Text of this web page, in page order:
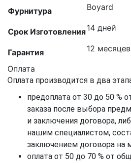
Фурнитура Boyard
Срок Изготовления14 дней
Гарантия 12 месяцев
Оплата
Оплата производится в два
предоплата от 30 до 50 %
заказа после выбора
и заключения договора,
нашим специалистом,
заключением договора на
оплата от 50 до 70 % от